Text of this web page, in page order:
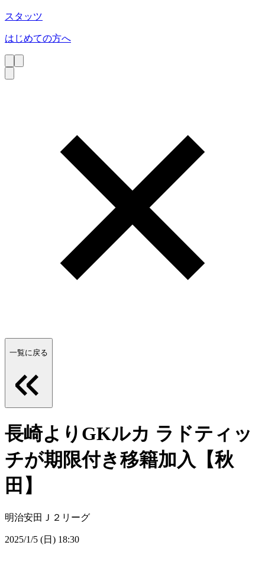
スタッツ
はじめての方へ
一覧に戻る
長崎よりGKルカ ラドティッ
チが期限付き移籍加入【秋
田】
明治安田Ｊ２リーグ
2025/1/5 (日) 18:30